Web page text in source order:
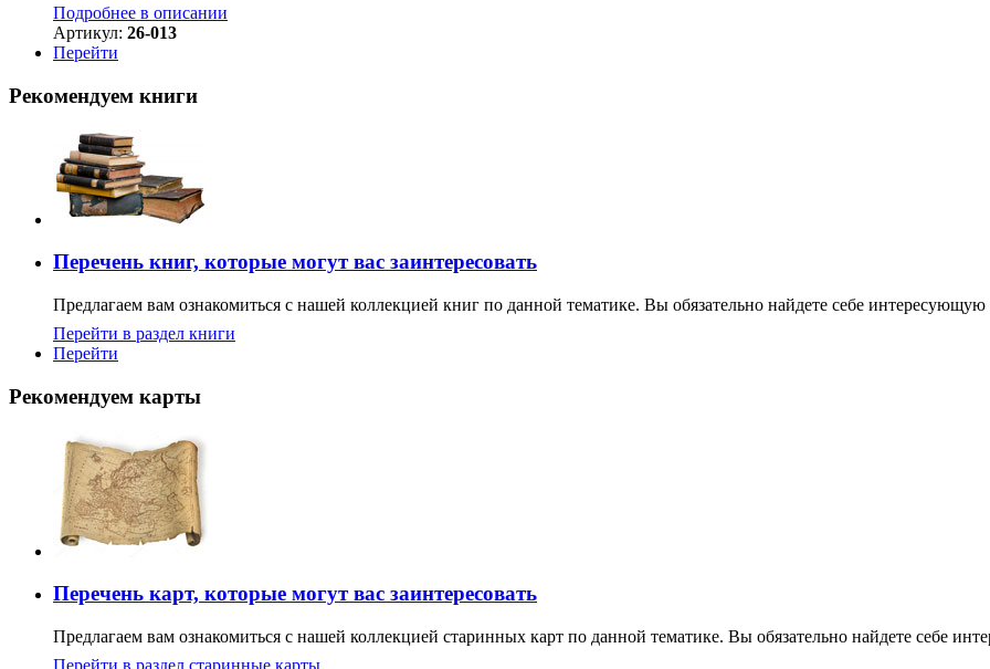
Подробнее в описании
Артикул: 26-013
Перейти
Рекомендуем книги
Перечень книг, которые могут вас заинтересовать
Предлагаем вам ознакомиться с нашей коллекцией книг по данной тематике. Вы обязательно найдете себе интересующую
Перейти в раздел книги
Перейти
Рекомендуем карты
Перечень карт, которые могут вас заинтересовать
Предлагаем вам ознакомиться с нашей коллекцией старинных карт по данной тематике. Вы обязательно найдете себе
Перейти в раздел старинные карты